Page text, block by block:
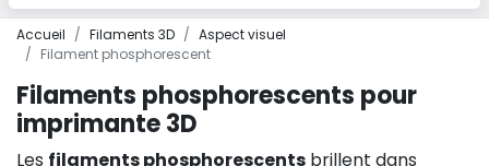
Accueil Filaments 3D
Aspect visuel
Filament phosphorescent
Filaments phosphorescents pour
imprimante 3D
Les filaments phosphorescents brillent dans